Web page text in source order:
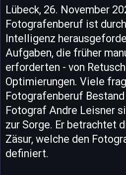
Lübeck, 26. November
Fotografenberuf ist
Intelligenz
Aufgaben, die früher
erforderten - von
Optimierungen. Viele
Fotografenberuf
Fotograf Andre Leisner
zur Sorge. Er betrachtet
Zäsur, welche den
definiert.